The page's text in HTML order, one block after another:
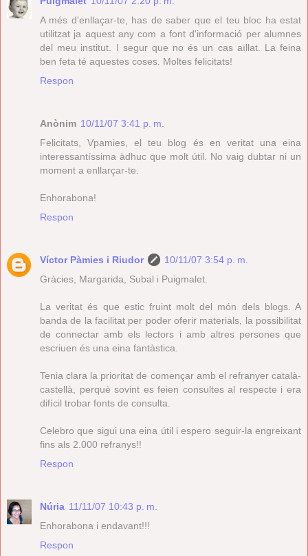
A més d'enllaçar-te, has de saber que el teu bloc ha estat
utilitzat ja aquest any com a font d'informació per alumnes
del meu institut. I segur que no és un cas aïllat. La feina
ben feta té aquestes coses. Moltes felicitats!
Respon
Anònim 10/11/07 3:41 p. m.
Felicitats, Vpamies, el teu blog és en veritat una eina
interessantíssima àdhuc que molt útil. No vaig dubtar ni un
moment a enllarçar-te.
Enhorabona!
Respon
Víctor Pàmies i Riudor
10/11/07 3:54 p. m.
Gràcies, Margarida, Subal i Puigmalet.
La veritat és que estic fruint molt del món dels blogs. A
banda de la facilitat per poder oferir materials, la possibilitat
de connectar amb els lectors i amb altres persones que
escriuen és una eina fantàstica.
Tenia clara la prioritat de començar amb el refranyer català-
castellà, perquè sovint es feien consultes al respecte i era
difícil trobar fonts de consulta.
Celebro que sigui una eina útil i espero seguir-la engreixant
fins als 2.000 refranys!!
Respon
Núria 11/11/07 10:43 p. m.
Enhorabona i endavant!!!
Respon